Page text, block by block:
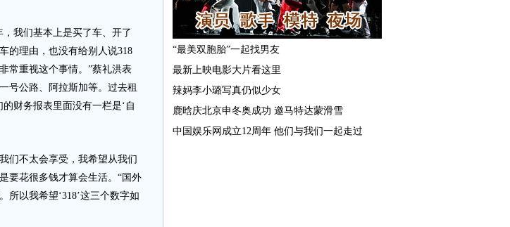
我们基本上是买了车、开了
的理由，也没有给别人说318
常重视这个事情。”蔡礼洪表
号公路、阿拉斯加等。过去租
财务报表里面没有一栏是‘自
不太会享受，我希望从我们
要花很多钱才算会生活。“国外
所以我希望‘318’这三个数字如